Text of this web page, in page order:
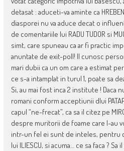
detasat : aduceti-va aminte ca
diasporei nu va aduce decat o
de comentariile lui RADU TUDOR si
simt, care spuneau ca ar fi practic
anuntate de exit-poll! Il cunosc
mari dubii ca un om care a estimat
ce s-a intamplat in turul 1, poate sa
Si, au mai fost inca 2 institute ! Daca
romani conform acceptiunii dlui
capul “ne-frecat”, ca sa il citez pe
despre muritorii de foame care l-au
intr-un fel ei sunt de inteles, pentru
lui ILIESCU, si acuma… ce sa faca ? Sa